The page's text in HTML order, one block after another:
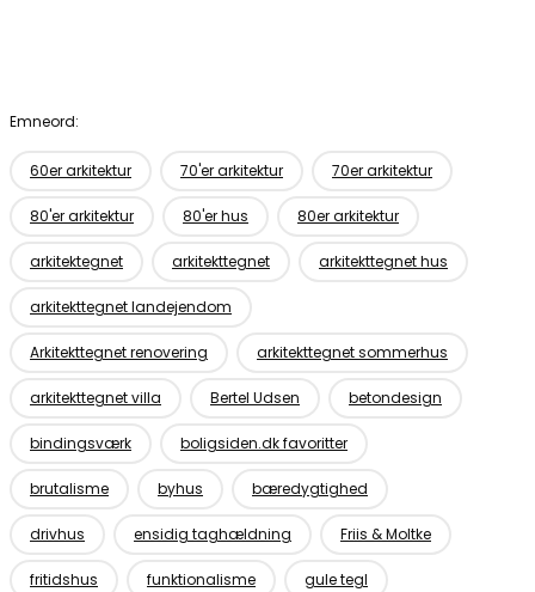
Emneord:
60er arkitektur 70'er arkitektur 70er arkitektur
80'er arkitektur 80'er hus 80er arkitektur
arkitektegnet arkitekttegnet arkitekttegnet hus
arkitekttegnet landejendom
Arkitekttegnet renovering arkitekttegnet sommerhus
arkitekttegnet villa Bertel Udsen betondesign
bindingsværk boligsiden.dk favoritter
brutalisme byhus bæredygtighed
drivhus ensidig taghældning Friis & Moltke
fritidshus funktionalisme gule tegl